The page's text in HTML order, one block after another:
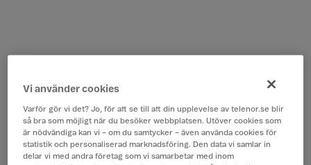
Vi använder cookies
Varför gör vi det? Jo, för att se till att din upplevelse av telenor.se blir
så bra som möjligt när du besöker webbplatsen. Utöver cookies som
är nödvändiga kan vi – om du samtycker – även använda cookies för
statistik och personaliserad marknadsföring. Den data vi samlar in
delar vi med andra företag som vi samarbetar med inom